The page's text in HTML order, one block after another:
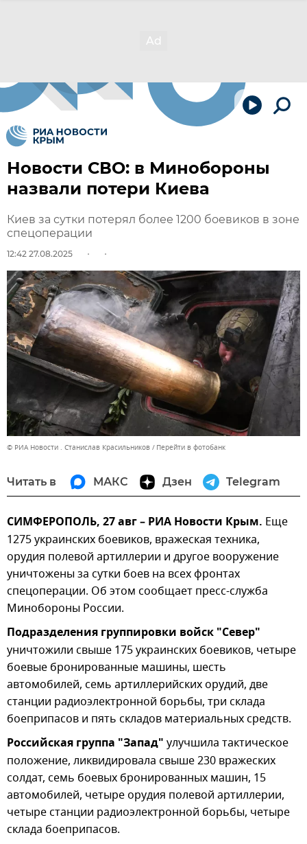
Новости СВО: в Минобороны
назвали потери Киева
Киев за сутки потерял более 1200 боевиков в зоне
спецоперации
12:42 27.08.2025
© РИА Новости . Станислав Красильников Перейти в фотобанк
Читать в МАКС Дзен Telegram
СИМФЕРОПОЛЬ, 27 авг – РИА Новости Крым. Еще
1275 украинских боевиков, вражеская техника,
орудия полевой артиллерии и другое вооружение
уничтожены за сутки боев на всех фронтах
спецоперации. Об этом сообщает пресс-служба
Минобороны России.
Подразделения группировки войск "Север"
уничтожили свыше 175 украинских боевиков, четыре
боевые бронированные машины, шесть
автомобилей, семь артиллерийских орудий, две
станции радиоэлектронной борьбы, три склада
боеприпасов и пять складов материальных средств.
Российская группа "Запад" улучшила тактическое
положение, ликвидировала свыше 230 вражеских
солдат, семь боевых бронированных машин, 15
автомобилей, четыре орудия полевой артиллерии,
четыре станции радиоэлектронной борьбы, четыре
склада боеприпасов.